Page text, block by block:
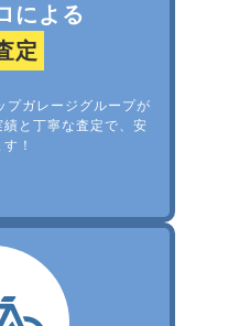
による
定
プガレージグループが
と丁寧な査定で、安
！